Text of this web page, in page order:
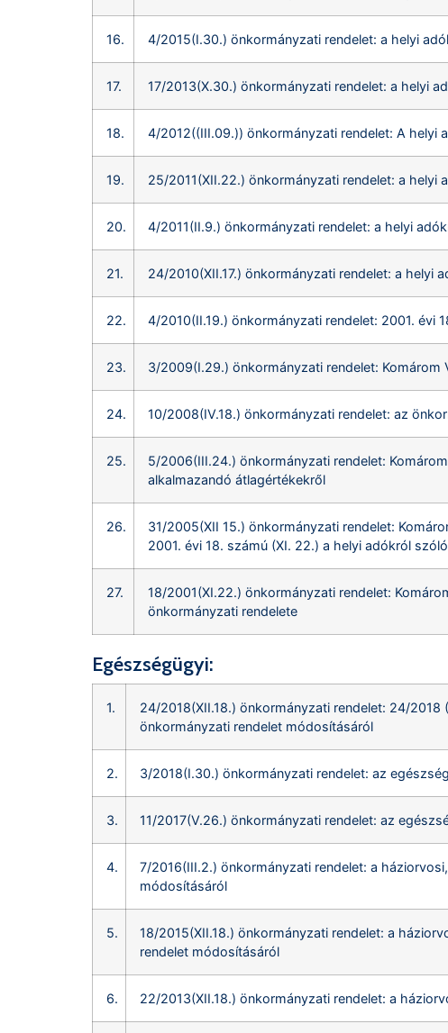
16. 4/2015(I.30.) önkormányzati rendelet: a helyi
17. 17/2013(X.30.) önkormányzati rendelet: a helyi
18. 4/2012((III.09.)) önkormányzati rendelet: A helyi
19. 25/2011(XII.22.) önkormányzati rendelet: a helyi
20. 4/2011(II.9.) önkormányzati rendelet: a helyi
21. 24/2010(XII.17.) önkormányzati rendelet: a
22. 4/2010(II.19.) önkormányzati rendelet: 2001. évi
23. 3/2009(I.29.) önkormányzati rendelet:
24. 10/2008(IV.18.) önkormányzati rendelet: az
25.
5/2006(III.24.) önkormányzati rendelet:
alkalmazandó átlagértékekről
26.
31/2005(XII 15.) önkormányzati rendelet:
2001. évi 18. számú (XI. 22.) a helyi adókról
27.
18/2001(XI.22.) önkormányzati rendelet:
önkormányzati rendelete
Egészségügyi:
1.
24/2018(XII.18.) önkormányzati rendelet: 24/2018
önkormányzati rendelet módosításáról
2. 3/2018(I.30.) önkormányzati rendelet: az
3. 11/2017(V.26.) önkormányzati rendelet: az
4.
7/2016(III.2.) önkormányzati rendelet: a
módosításáról
5.
18/2015(XII.18.) önkormányzati rendelet: a
rendelet módosításáról
6. 22/2013(XII.18.) önkormányzati rendelet: a